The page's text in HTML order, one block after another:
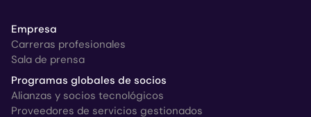
Empresa
Carreras profesionales
Sala de prensa
Programas globales de socios
Alianzas y socios tecnológicos
Proveedores de servicios gestionados